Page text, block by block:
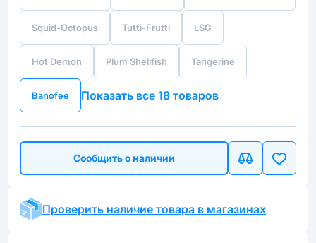
Squid-Octopus Tutti-Frutti LSG
Hot Demon Plum Shellfish Tangerine
Banofee Показать все 18 товаров
Сообщить о наличии
Проверить наличие товара в магазинах